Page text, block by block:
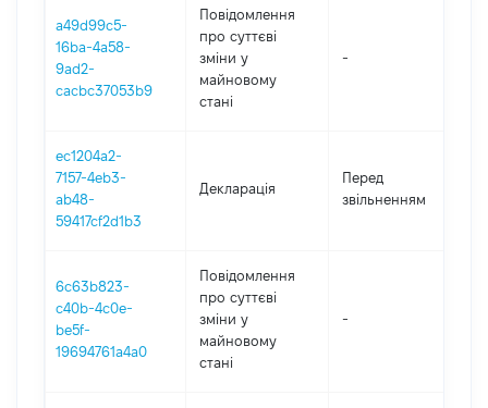
a49d99c5-
16ba-4a58-
9ad2-
cacbc37053b9
Повідомлення
про суттєві
зміни y
майновому
стані
-
ec1204a2-
7157-4eb3-
ab48-
59417cf2d1b3
Декларація
Перед
звільненням
6c63b823-
c40b-4c0e-
be5f-
19694761a4a0
Повідомлення
про суттєві
зміни y
майновому
стані
-